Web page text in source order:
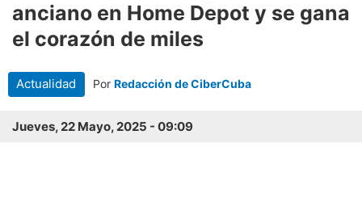
anciano en Home Depot y se gana
el corazón de miles
Actualidad Por Redacción de CiberCuba
Jueves, 22 Mayo, 2025 - 09:09